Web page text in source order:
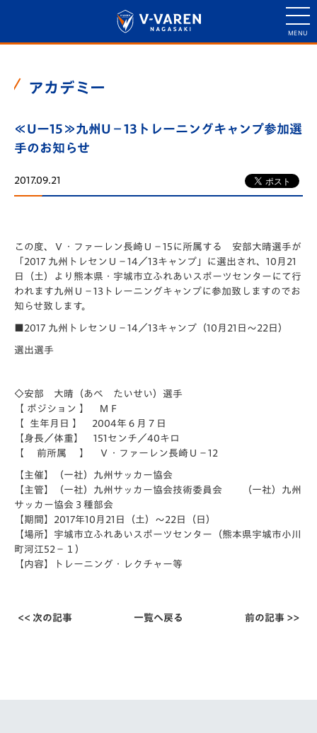
アカデミー
≪Uー15≫九州U－13トレーニングキャンプ参加選
手のお知らせ
2017.09.21
この度、Ｖ・ファーレン長崎Ｕ－15に所属する 安部大晴選手が
「2017 九州トレセンＵ－14／13キャンプ」に選出され、10月21
日（土）より熊本県・宇城市立ふれあいスポーツセンターにて行
われます九州Ｕ－13トレーニングキャンプに参加致しますのでお
知らせ致します。
■2017 九州トレセンＵ－14／13キャンプ（10月21日～22日）
選出選手
◇安部 大晴（あべ たいせい）選手
【 ポジション 】 ＭＦ
【 生年月日 】 2004年６月７日
【身長／体重】 151センチ／40キロ
【 前所属 】 Ｖ・ファーレン長崎Ｕ－12
【主催】（一社）九州サッカー協会
【主管】（一社）九州サッカー協会技術委員会 （一社）九州
サッカー協会３種部会
【期間】2017年10月21日（土）～22日（日）
【場所】宇城市立ふれあいスポーツセンター（熊本県宇城市小川
町河江52－１）
【内容】トレーニング・レクチャー等
<< 次の記事 一覧へ戻る 前の記事 >>